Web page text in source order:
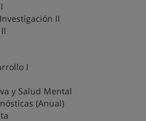
II
I
y Salud Mental
(Anual)